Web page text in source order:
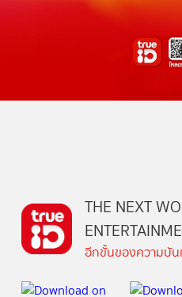
THE NEXT
อีกขั้นของความบัน